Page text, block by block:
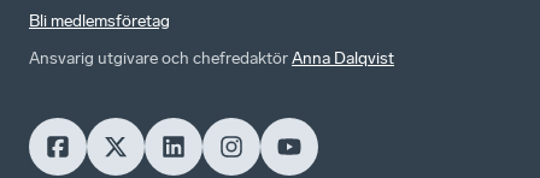
Bli medlemsföretag
Ansvarig utgivare och chefredaktörAnna Dalqvist